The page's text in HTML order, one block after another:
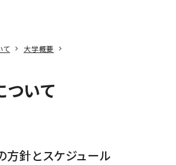
て 大学概要
ついて
方針とスケジュール